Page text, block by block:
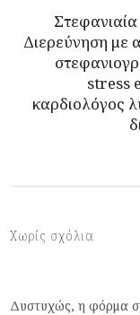
Διερεύνηση με
stress
καρδιολόγος
Χωρίς σχόλια
Δυστυχώς, η φόρμα